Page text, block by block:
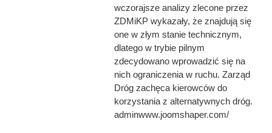
wczorajsze analizy zlecone przez
ZDMiKP wykazały, że znajdują się
one w złym stanie technicznym,
dlatego w trybie pilnym
zdecydowano wprowadzić się na
nich ograniczenia w ruchu. Zarząd
Dróg zachęca kierowców do
korzystania z alternatywnych dróg.
adminwww.joomshaper.com/